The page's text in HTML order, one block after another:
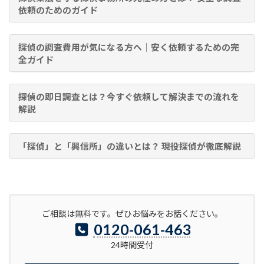
依頼のためのガイド
探偵の調査費用が気になる方へ｜安く依頼するための完
全ガイド
探偵の即日調査とは？今すぐ依頼して解決までの流れを
解説
「探偵」と「興信所」の違いとは？ 現役探偵が徹底解説
ご相談は無料です。ぜひお悩みをお話ください。
0120-061-463
24時間受付